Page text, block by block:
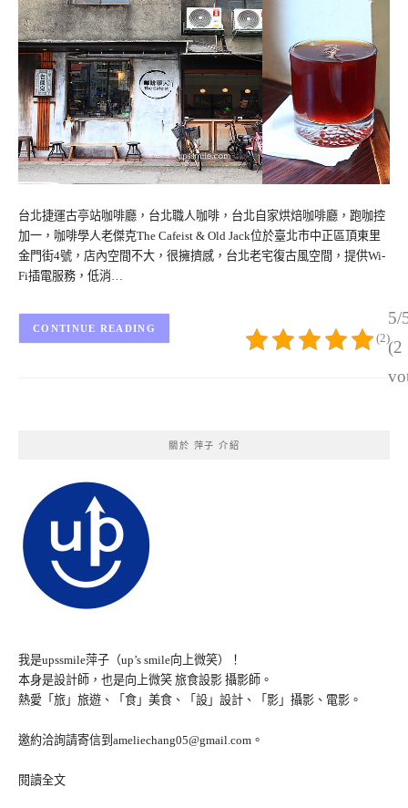
台北捷運古亭站咖啡廳，台北職人咖啡，台北自家烘焙咖啡廳，跑咖控
加一，咖啡學人老傑克The Cafeist & Old Jack位於臺北市中正區頂東里
金門街4號，店內空間不大，很擁擠感，台北老宅復古風空間，提供Wi-
Fi插電服務，低消…
5/
(2
(2)
CONTINUE READING
關於 萍子 介紹
我是upssmile萍子（up’s smile向上微笑）！
本身是設計師，也是向上微笑 旅食設影 攝影師。
熱愛「旅」旅遊、「食」美食、「設」設計、「影」攝影、電影。
邀約洽詢請寄信到ameliechang05@gmail.com。
閱讀全文